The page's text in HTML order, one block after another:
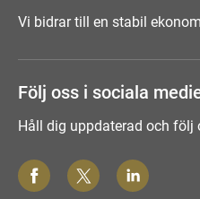
Vi bidrar till en stabil
Följ oss i sociala
Håll dig uppdaterad och följ